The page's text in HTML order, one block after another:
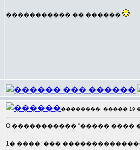
����������� �� ������
��������: ����� 19
O ����������� "����� ����
1� ����: ���